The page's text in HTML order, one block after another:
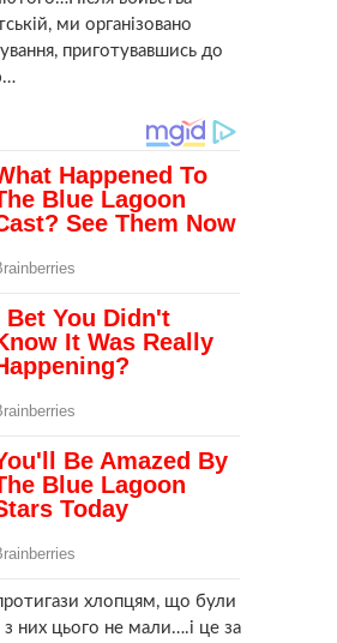
ми організовано
приготувавшись до
хлопцям, що були
з них цього не мали….і це за